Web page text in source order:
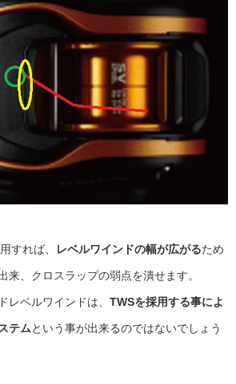
すれば、 レベルワインドの幅が広がるため
来、クロスラップの弱点を潰せます。
レベルワインドは、 TWSを採用する事によ
テムという事が出来るのではないでしょう